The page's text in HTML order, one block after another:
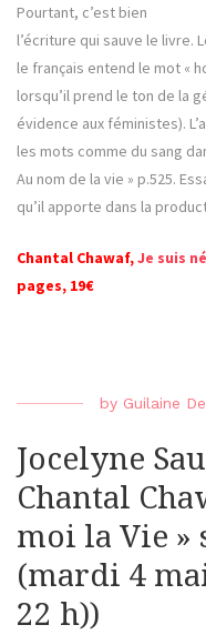
Pourtant, c’est bien
l’écriture qui sauve le livre.
le français entend le mot «
lorsqu’il prend le ton de la
évidence aux féministes).
les mots comme du sang
Au nom de la vie » p.525.
qu’il apporte dans la
Chantal Chawaf,Je suis
pages, 19€
by Guilaine
Jocelyne
Chantal
moi la Vie »
(mardi 4
22 h))